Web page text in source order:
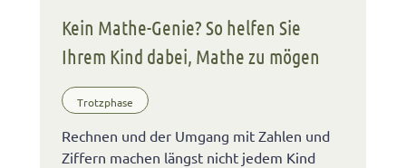
Kein Mathe-Genie? So helfen Sie
Ihrem Kind dabei, Mathe zu mögen
Trotzphase
Rechnen und der Umgang mit Zahlen und
Ziffern machen längst nicht jedem Kind